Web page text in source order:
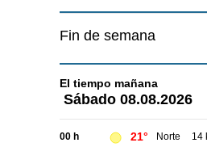
Fin de semana
El tiempo mañana
Sábado 08.08.2026
00 h 21° Norte 14